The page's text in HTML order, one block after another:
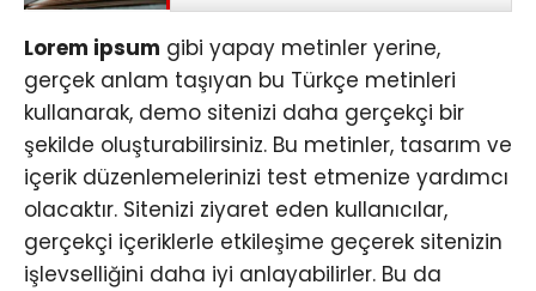
Lorem ipsum gibi yapay metinler yerine,
gerçek anlam taşıyan bu Türkçe metinleri
kullanarak, demo sitenizi daha gerçekçi bir
şekilde oluşturabilirsiniz. Bu metinler, tasarım ve
içerik düzenlemelerinizi test etmenize yardımcı
olacaktır. Sitenizi ziyaret eden kullanıcılar,
gerçekçi içeriklerle etkileşime geçerek sitenizin
işlevselliğini daha iyi anlayabilirler. Bu da